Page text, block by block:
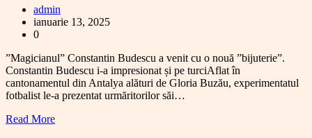
admin
ianuarie 13, 2025
0
”Magicianul” Constantin Budescu a venit cu o nouă ”bijuterie”.
Constantin Budescu i-a impresionat și pe turciAflat în
cantonamentul din Antalya alături de Gloria Buzău, experimentatul
fotbalist le-a prezentat urmăritorilor săi…
Read More